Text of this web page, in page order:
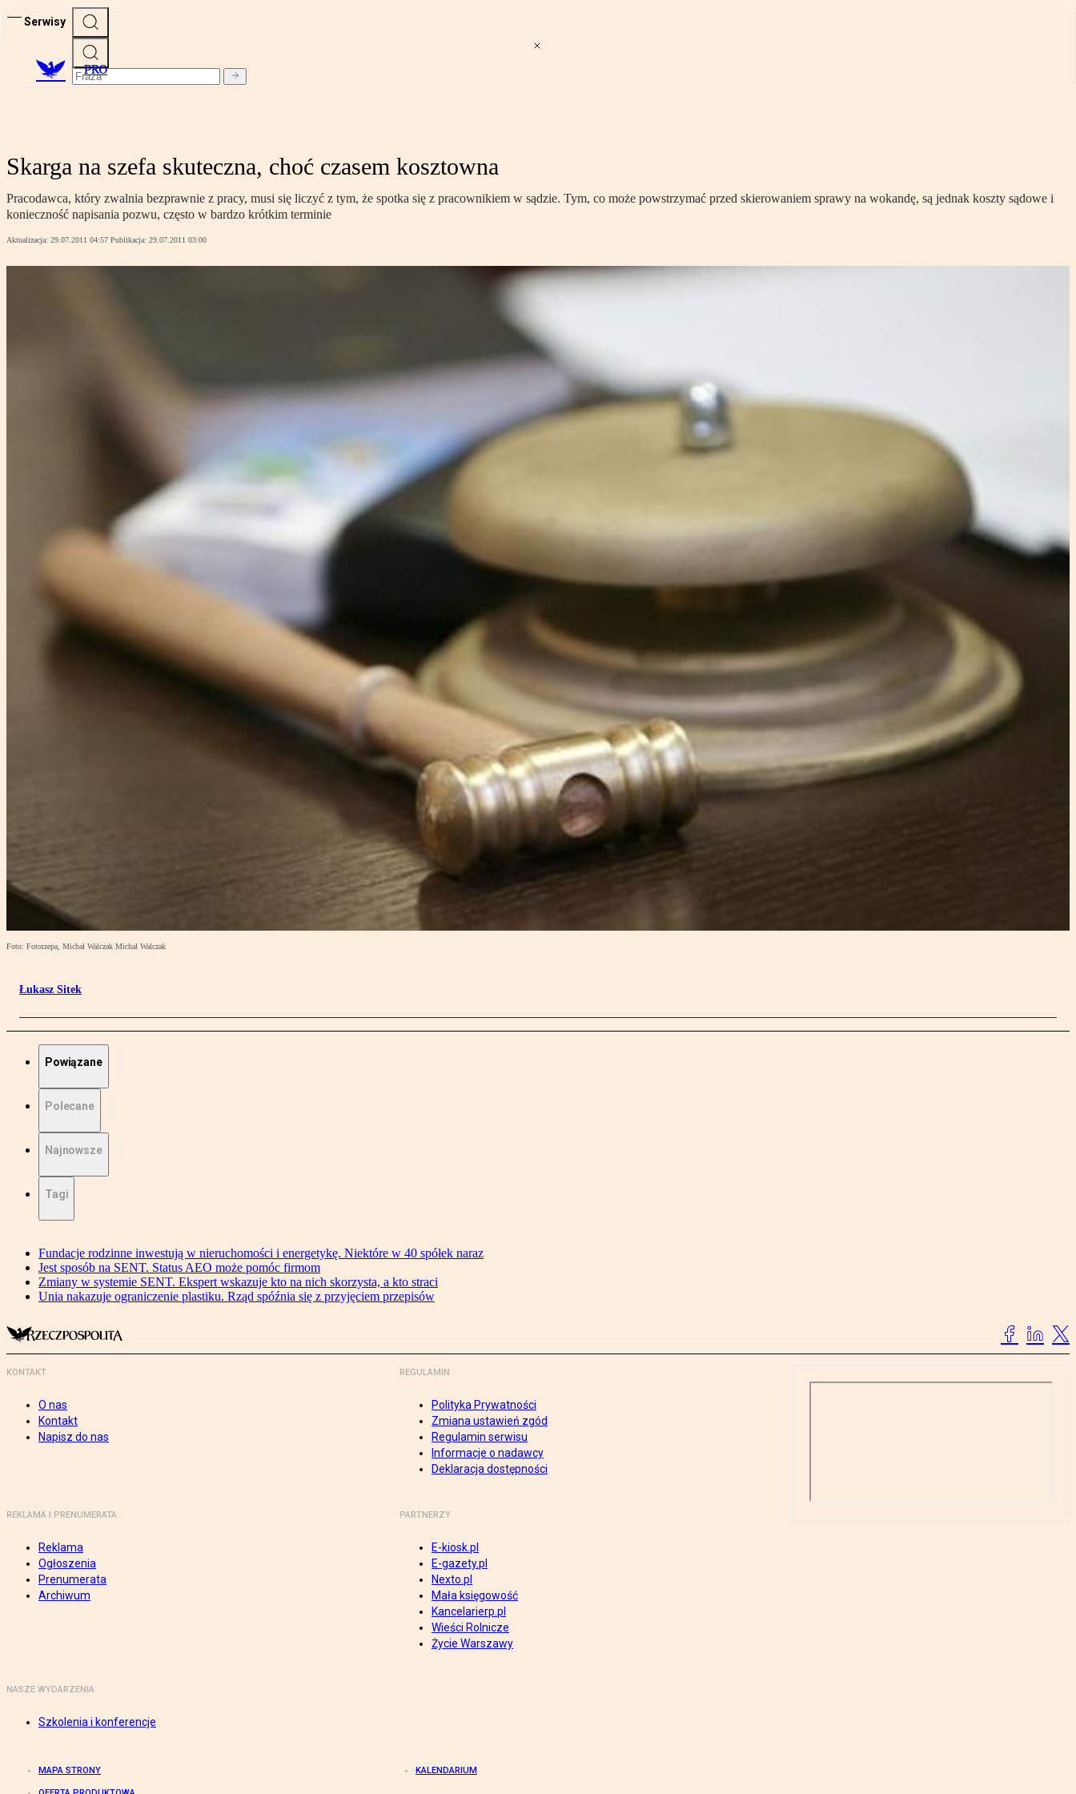
Serwisy
PRO
Skarga na szefa skuteczna, choć czasem kosztowna
Pracodawca, który zwalnia bezprawnie z pracy, musi się liczyć z tym, że spotka się z pracownikiem w sądzie. Tym, co może powstrzymać przed skierowaniem sprawy na wokandę, są jednak koszty sądowe i
konieczność napisania pozwu, często w bardzo krótkim terminie
Aktualizacja: 29.07.2011 04:57 Publikacja: 29.07.2011 03:00
Foto: Fotorzepa, Michał Walczak Michał Walczak
Łukasz Sitek
Powiązane
Polecane
Najnowsze
Tagi
Fundacje rodzinne inwestują w nieruchomości i energetykę. Niektóre w 40 spółek naraz
Jest sposób na SENT. Status AEO może pomóc firmom
Zmiany w systemie SENT. Ekspert wskazuje kto na nich skorzysta, a kto straci
Unia nakazuje ograniczenie plastiku. Rząd spóźnia się z przyjęciem przepisów
KONTAKT
O nas
Kontakt
Napisz do nas
REGULAMIN
Polityka Prywatności
Zmiana ustawień zgód
Regulamin serwisu
Informacje o nadawcy
Deklaracja dostępności
REKLAMA I PRENUMERATA
Reklama
Ogłoszenia
Prenumerata
Archiwum
PARTNERZY
E-kiosk.pl
E-gazety.pl
Nexto.pl
Mała księgowość
Kancelarierp.pl
Wieści Rolnicze
Życie Warszawy
NASZE WYDARZENIA
Szkolenia i konferencje
MAPA STRONY KALENDARIUM